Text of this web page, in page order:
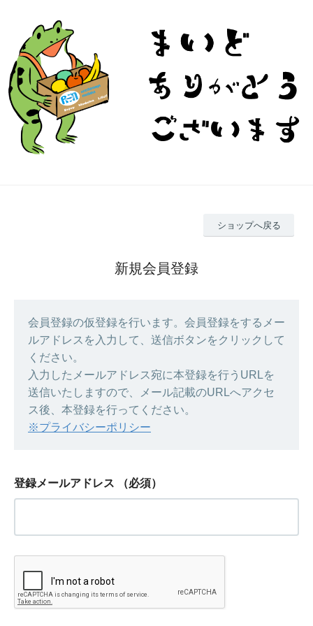
ショップへ戻る
新規会員登録
会員登録の仮登録を行います。会員登録をするメー
ルアドレスを入力して、送信ボタンをクリックして
ください。
入力したメールアドレス宛に本登録を行うURLを
送信いたしますので、メール記載のURLへアクセ
ス後、本登録を行ってください。
※プライバシーポリシー
登録メールアドレス （必須）